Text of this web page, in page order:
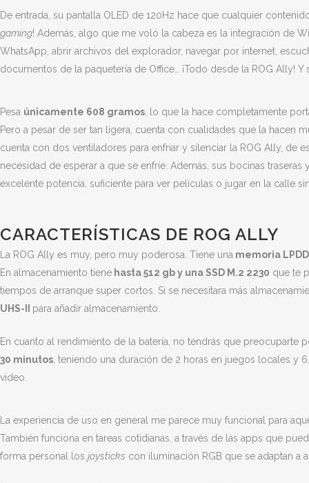
De entrada, su pantalla OLED de 120Hz hace que cualquier
gaming! Además, algo que me voló la cabeza es la integración de
WhatsApp, abrir archivos del explorador, navegar por internet,
documentos de la paquetería de Office… ¡Todo desde la ROG Ally! Y
Pesa únicamente 608 gramos, lo que la hace completamente
Pero a pesar de ser tan ligera, cuenta con cualidades que la hacen
cuenta con dos ventiladores para enfriar y silenciar la ROG Ally, de
necesidad de esperar a que se enfríe. Además, sus bocinas
excelente potencia, suficiente para ver películas o jugar en la calle
CARACTERÍSTICAS DE ROG ALLY
La ROG Ally es muy, pero muy poderosa. Tiene una memoria
En almacenamiento tiene hasta 512 gb y una SSD M.2 2230 que te
tiempos de arranque super cortos. Si se necesitara más
UHS-II para añadir almacenamiento.
En cuanto al rendimiento de la batería, no tendrás que preocuparte
30 minutos, teniendo una duración de 2 horas en juegos locales y
video.
La experiencia de uso en general me parece muy funcional para
También funciona en tareas cotidianas, a través de las apps que
forma personal los joysticks con iluminación RGB que se adaptan a